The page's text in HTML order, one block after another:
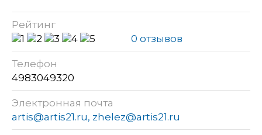
Рейтинг
0 отзывов
Телефон
4983049320
Электронная почта
artis@artis21.ru, zhelez@artis21.ru